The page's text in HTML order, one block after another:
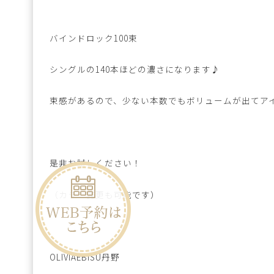
バインドロック100束
シングルの140本ほどの濃さになります♪
束感があるので、少ない本数でもボリュームが出て
是非お試しください！
（カラー変更も可能です）
OLIVIAEBISU丹野